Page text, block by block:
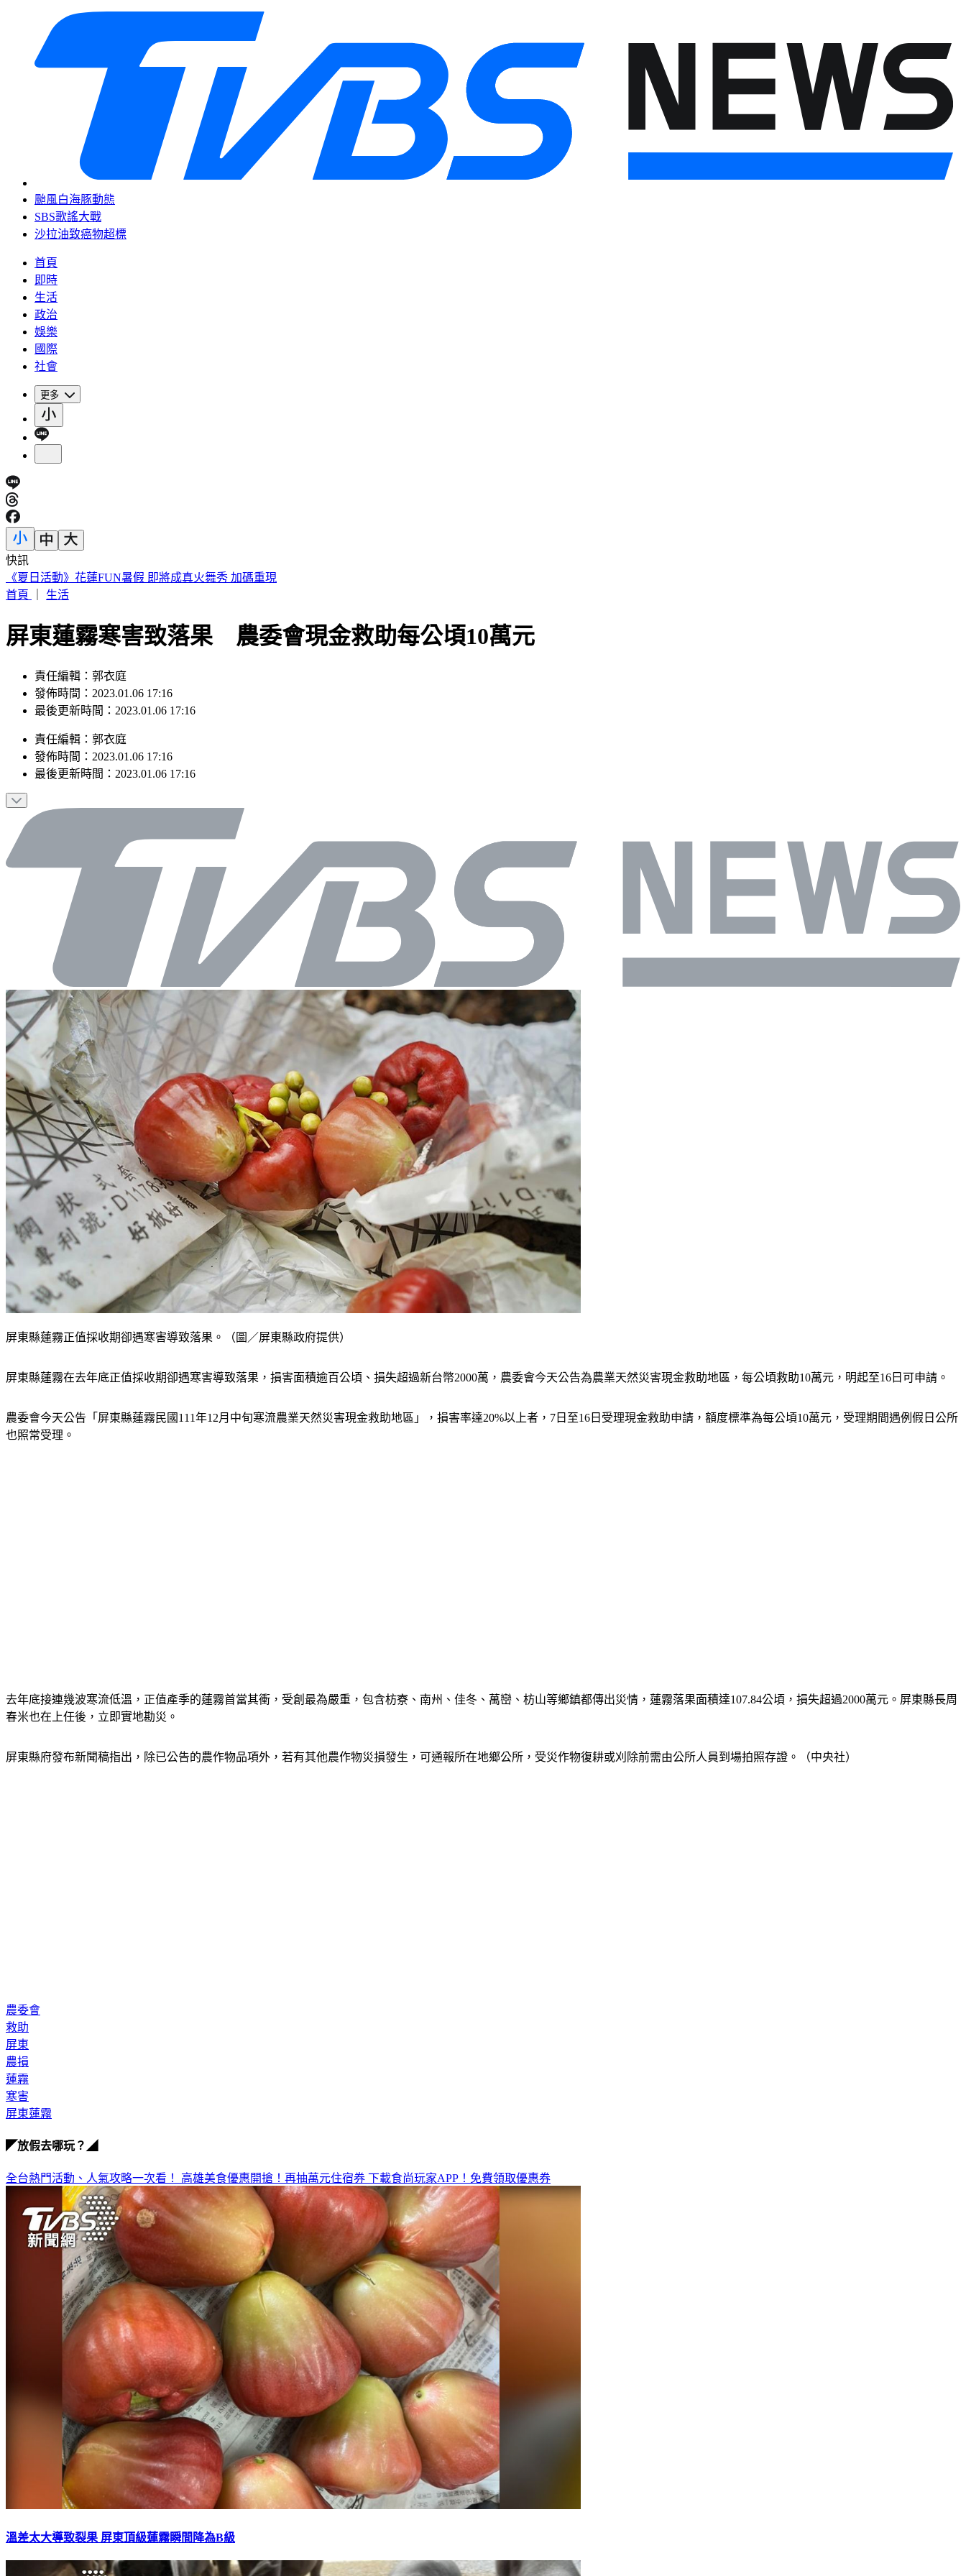
颱風白海豚動態
SBS歌謠大戰
沙拉油致癌物超標
首頁
即時
生活
政治
娛樂
國際
社會
更多
快訊
188萬《龍藏經》賣掉了！大戶不甩7折 店員爆「付現買原價」
首頁
生活
屏東蓮霧寒害致落果 農委會現金救助每公頃10萬元
責任編輯：郭衣庭
發佈時間：2023.01.06 17:16
最後更新時間：2023.01.06 17:16
責任編輯 ： 郭衣庭
發佈時間： 2023.01.06 17:16
最後更新時間： 2023.01.06 17:16
屏東縣蓮霧正值採收期卻遇寒害導致落果。（圖／屏東縣政府提供）
屏東縣蓮霧在去年底正值採收期卻遇寒害導致落果，損害面積逾百公頃、損失超過新台幣2000萬，農委會今天公告為農業天然災害現金救助地區，每公頃救助10萬元，明起至16日可申請。
農委會今天公告「屏東縣蓮霧民國111年12月中旬寒流農業天然災害現金救助地區」，損害率達20%以上者，7日至16日受理現金救助申請，額度標準為每公頃10萬元，受理期間遇例假日公所
也照常受理。
去年底接連幾波寒流低溫，正值產季的蓮霧首當其衝，受創最為嚴重，包含枋寮、南州、佳冬、萬巒、枋山等鄉鎮都傳出災情，蓮霧落果面積達107.84公頃，損失超過2000萬元。屏東縣長周
春米也在上任後，立即實地勘災。
屏東縣府發布新聞稿指出，除已公告的農作物品項外，若有其他農作物災損發生，可通報所在地鄉公所，受災作物復耕或刈除前需由公所人員到場拍照存證。（中央社）
農委會
救助
屏東
農損
蓮霧
寒害
屏東蓮霧
◤放假去哪玩？◢
全台熱門活動、人氣攻略一次看！ 高雄美食優惠開搶！再抽萬元住宿券 下載食尚玩家APP！免費領取優惠券
溫差太大導致裂果 屏東頂級蓮霧瞬間降為B級